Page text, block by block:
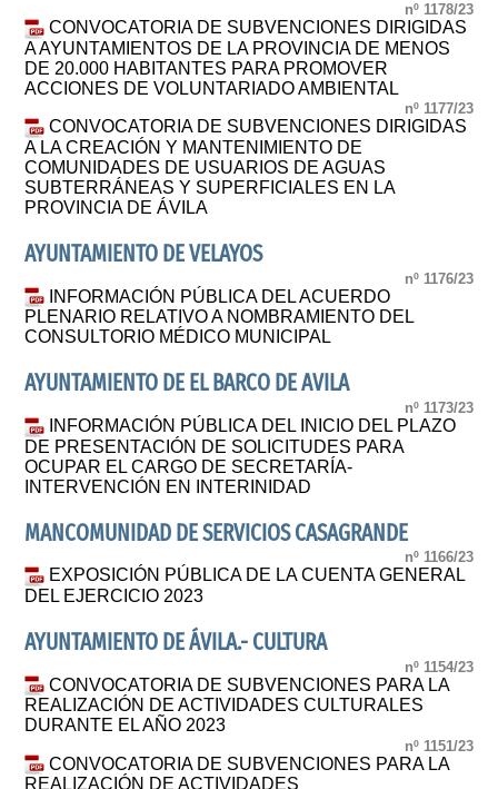
nº 1178/23
CONVOCATORIA DE SUBVENCIONES DIRIGIDAS
A AYUNTAMIENTOS DE LA PROVINCIA DE MENOS
DE 20.000 HABITANTES PARA PROMOVER
ACCIONES DE VOLUNTARIADO AMBIENTAL
nº 1177/23
CONVOCATORIA DE SUBVENCIONES DIRIGIDAS
A LA CREACIÓN Y MANTENIMIENTO DE
COMUNIDADES DE USUARIOS DE AGUAS
SUBTERRÁNEAS Y SUPERFICIALES EN LA
PROVINCIA DE ÁVILA
AYUNTAMIENTO DE VELAYOS
nº 1176/23
INFORMACIÓN PÚBLICA DEL ACUERDO
PLENARIO RELATIVO A NOMBRAMIENTO DEL
CONSULTORIO MÉDICO MUNICIPAL
AYUNTAMIENTO DE EL BARCO DE AVILA
nº 1173/23
INFORMACIÓN PÚBLICA DEL INICIO DEL PLAZO
DE PRESENTACIÓN DE SOLICITUDES PARA
OCUPAR EL CARGO DE SECRETARÍA-
INTERVENCIÓN EN INTERINIDAD
MANCOMUNIDAD DE SERVICIOS CASAGRANDE
nº 1166/23
EXPOSICIÓN PÚBLICA DE LA CUENTA GENERAL
DEL EJERCICIO 2023
AYUNTAMIENTO DE ÁVILA.- CULTURA
nº 1154/23
CONVOCATORIA DE SUBVENCIONES PARA LA
REALIZACIÓN DE ACTIVIDADES CULTURALES
DURANTE EL AÑO 2023
nº 1151/23
CONVOCATORIA DE SUBVENCIONES PARA LA
REALIZACIÓN DE ACTIVIDADES